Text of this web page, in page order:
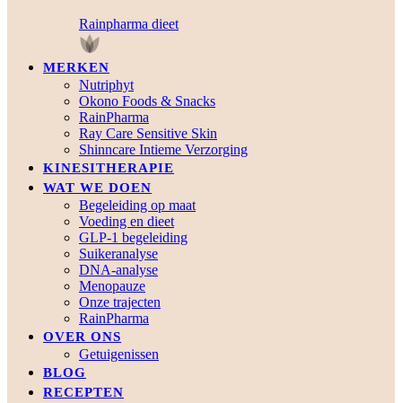
Rainpharma dieet
MERKEN
Nutriphyt
Okono Foods & Snacks
RainPharma
Ray Care Sensitive Skin
Shinncare Intieme Verzorging
KINESITHERAPIE
WAT WE DOEN
Begeleiding op maat
Voeding en dieet
GLP-1 begeleiding
Suikeranalyse
DNA-analyse
Menopauze
Onze trajecten
RainPharma
OVER ONS
Getuigenissen
BLOG
RECEPTEN